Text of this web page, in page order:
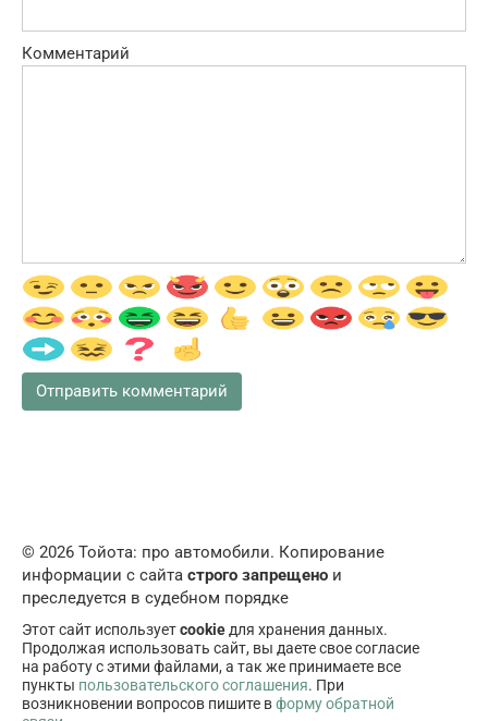
Комментарий
© 2026 Тойота: про автомобили. Копирование
информации с сайта строго запрещено и
преследуется в судебном порядке
Этот сайт используетcookie для хранения данных.
Продолжая использовать сайт, вы даете свое согласие
на работу с этими файлами, а так же принимаете все
пункты пользовательского соглашения. При
возникновении вопросов пишите вформу обратной